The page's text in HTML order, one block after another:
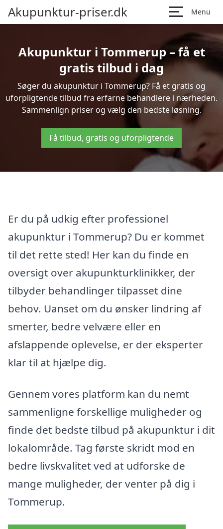
Akupunktur-priser.dk Menu
Akupunktur i Tommerup – få et
gratis tilbud i dag
Søger du akupunktur i Tommerup? Få et gratis og
uforpligtende tilbud fra erfarne behandlere i nærheden.
Sammenlign priser og vælg den bedste løsning.
Få tilbud, gratis og uforpligtende
Er du på udkig efter professionel
akupunktur i Tommerup? Du er kommet
til det rette sted! Her kan du finde en
oversigt over akupunkturklinikker, der
tilbyder behandlinger tilpasset dine
behov. Uanset om du ønsker lindring af
smerter, bedre velvære eller en
afslappende oplevelse, er der eksperter
klar til at hjælpe dig.
Gennem vores platform kan du nemt
sammenligne forskellige muligheder og
finde det bedste tilbud på akupunktur i dit
lokalområde. Tag første skridt mod en
bedre livskvalitet ved at udforske de
mange muligheder, der venter på dig i
Tommerup.